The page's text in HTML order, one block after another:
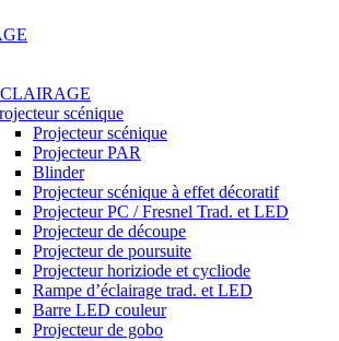
scénique
Projecteur scénique
Projecteur PAR
Blinder
Projecteur scénique à effet décoratif
Projecteur PC / Fresnel Trad. et LED
Projecteur de découpe
Projecteur de poursuite
Projecteur horiziode et cycliode
Rampe d’éclairage trad. et LED
Barre LED couleur
Projecteur de gobo